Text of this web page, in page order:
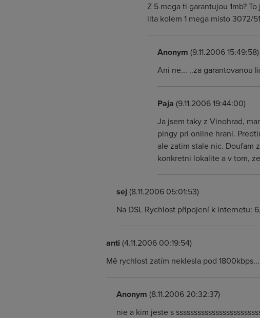
Z 5 mega ti garantujou 1mb?
lita kolem 1 mega misto 3072/
Anonym (9.11.2006 15:49:58)
Ani ne... ..za garantovanou
Paja (9.11.2006 19:44:00)
Ja jsem taky z Vinohrad,
pingy pri online hrani.
ale zatim stale nic. Doufam
konkretni lokalite a v tom,
sej (8.11.2006 05:01:53)
Na DSL Rychlost připojení k internetu:
anti (4.11.2006 00:19:54)
Mě rychlost zatím neklesla pod
Anonym (8.11.2006 20:32:37)
nie a kim jeste s